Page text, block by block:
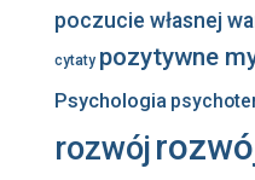
poczucie własnej
cytaty pozytywne
Psychologia
rozwój